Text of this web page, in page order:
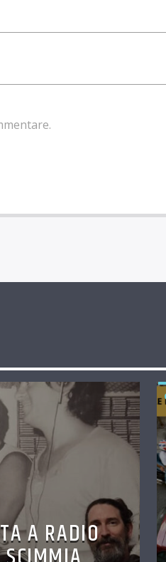
A RADIO